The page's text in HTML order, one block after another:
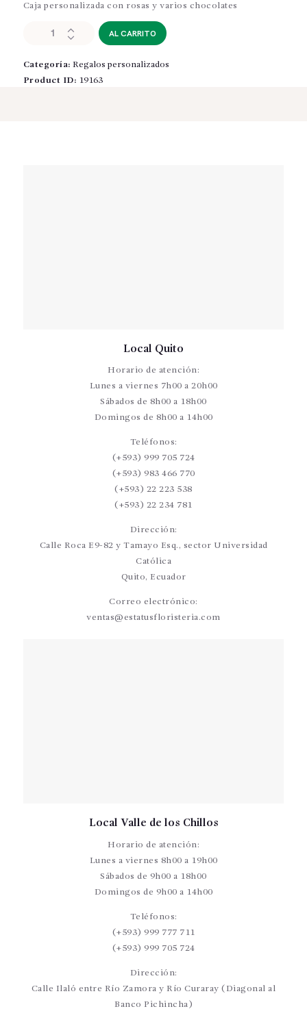
Caja personalizada con rosas y varios chocolates
REG014-
cantidad
AL CARRITO
Categoría:Regalos personalizados
Product ID: 19163
Local Quito
Horario de atención:
Lunes a viernes 7h00 a 20h00
Sábados de 8h00 a 18h00
Domingos de 8h00 a 14h00
Teléfonos:
(+593) 999 705 724
(+593) 983 466 770
(+593) 22 223 538
(+593) 22 234 781
Dirección:
Calle Roca E9-82 y Tamayo Esq., sector Universidad
Católica
Quito, Ecuador
Correo electrónico:
ventas@estatusfloristeria.com
Local Valle de los Chillos
Horario de atención:
Lunes a viernes 8h00 a 19h00
Sábados de 9h00 a 18h00
Domingos de 9h00 a 14h00
Teléfonos:
(+593) 999 777 711
(+593) 999 705 724
Dirección:
Calle Ilaló entre Río Zamora y Río Curaray (Diagonal al
Banco Pichincha)